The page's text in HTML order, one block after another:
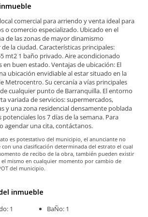
comercial para arriendo y venta ideal para
o comercio especializado. Ubicado en el
de las zonas de mayor dinamismo
la ciudad. Características principales:
mt2 1 baño privado. Aire acondicionado
buen estado. Ventajas de ubicación: El
ubicación envidiable al estar situado en la
Metrocentro. Su cercanía a vías principales
cualquier punto de Barranquilla. El entorno
variada de servicios: supermercados,
y una zona residencial densamente poblada
los 7 días de la semana. Para
agendar una cita, contáctanos.
es potestativo del municipio, el anunciante no
una clasificación determinada del estrato el cual
de recibo de la obra, también pueden existir
el mismo en cualquier momento por cambio de
del municipio.
inmueble
1 BaÑo: 1